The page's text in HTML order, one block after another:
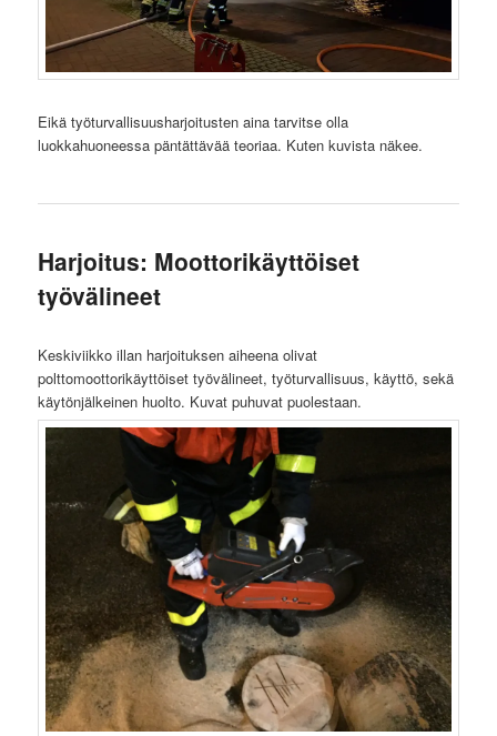
Eikä työturvallisuusharjoitusten aina tarvitse olla
luokkahuoneessa päntättävää teoriaa. Kuten kuvista näkee.
Harjoitus: Moottorikäyttöiset
työvälineet
Keskiviikko illan harjoituksen aiheena olivat
polttomoottorikäyttöiset työvälineet, työturvallisuus, käyttö, sekä
käytönjälkeinen huolto. Kuvat puhuvat puolestaan.